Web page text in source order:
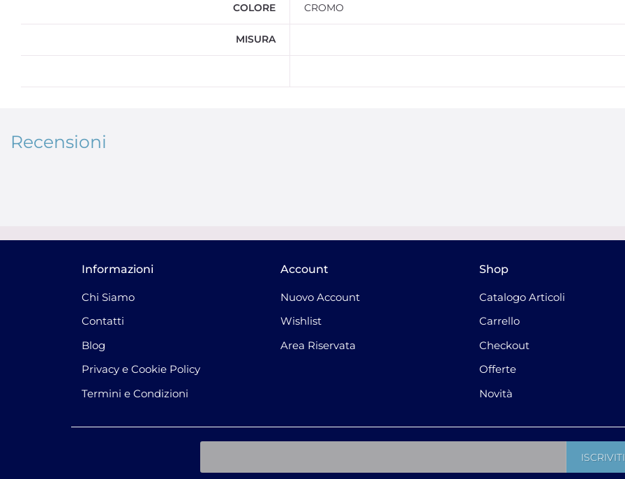
COLORE CROMO
MISURA
Recensioni
Informazioni
Chi Siamo
Contatti
Blog
Privacy e Cookie Policy
Termini e Condizioni
Account
Nuovo Account
Wishlist
Area Riservata
Shop
Catalogo Articoli
Carrello
Checkout
Offerte
Novità